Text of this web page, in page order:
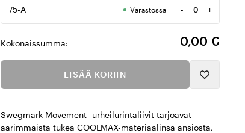
75-A Varastossa -
Määrä
+
Kokonaissumma: 0,00 €
LISÄÄ KORIIN
Swegmark Movement -urheilurintaliivit tarjoavat
äärimmäistä tukea COOLMAX-materiaalinsa ansiosta,